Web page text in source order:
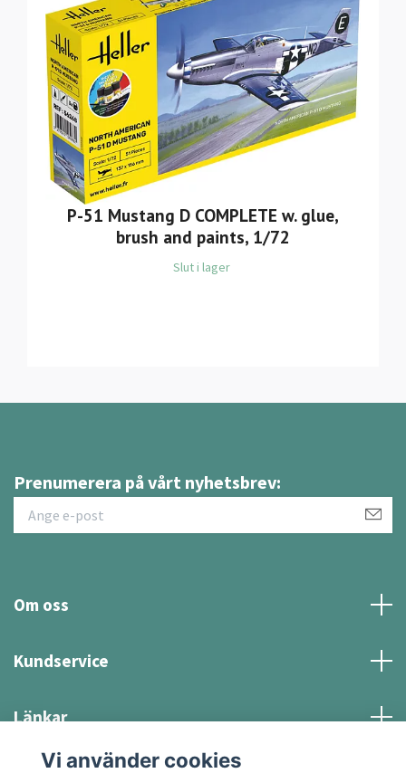
P-51 Mustang D COMPLETE w. glue,
brush and paints, 1/72
Slut i lager
Prenumerera på vårt nyhetsbrev:
Om oss
Kundservice
Länkar
Vi använder cookies